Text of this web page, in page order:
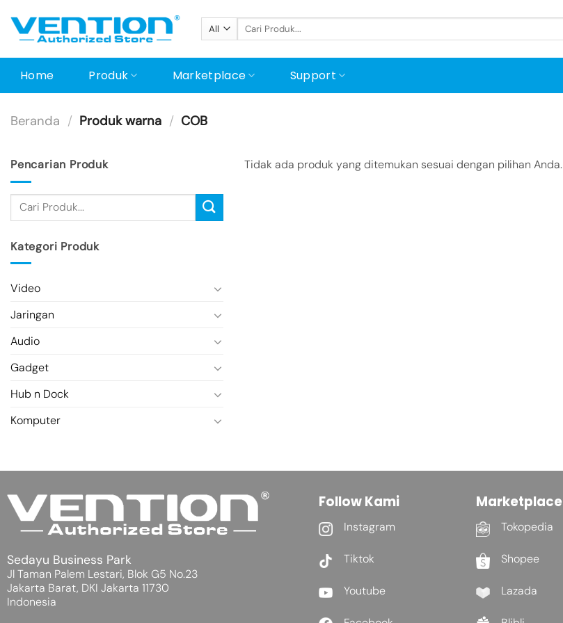
content
Pencarian
Home Produk Marketplace Support
Beranda / Produk warna / COB
Pencarian Produk
Kategori Produk
Video
Jaringan
Audio
Gadget
Hub n Dock
Komputer
Tidak ada produk yang ditemukan sesuai dengan pilihan Anda.
Sedayu Business Park
Jl Taman Palem Lestari, Blok G5 No.23
Jakarta Barat, DKI Jakarta 11730
Indonesia
Follow Kami
Instagram
Tiktok
Youtube
Marketplace
Tokopedia
Shopee
Lazada